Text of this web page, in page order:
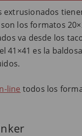
los formatos
va desde los
41×41 es la
line todos los